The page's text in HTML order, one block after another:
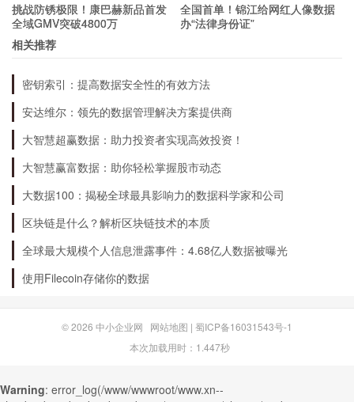
4. 将底部的四个角向内折叠，用胶水粘合好。
如彩色纸条、贴纸等。
6. 等待胶水干燥，即可使用。
制作书签
1. 准备所需材料：民丰特纸、剪刀、胶水、卷
尺。
2. 根据需要的尺寸，剪下一张合适大小的民丰特
挑战防锈极限！康巴赫新品首发
全域GMV突破4800万
全国首单！锦江给网红人像数据
办“法律身份证”
相关推荐
密钥索引：提高数据安全性的有效方法
安达维尔：领先的数据管理解决方案提供商
大智慧超赢数据：助力投资者实现高效投资！
大智慧赢富数据：助你轻松掌握股市动态
大数据100：揭秘全球最具影响力的数据科学家和公司
区块链是什么？解析区块链技术的本质
全球最大规模个人信息泄露事件：4.68亿人数据被曝光
使用Filecoin存储你的数据
© 2026 中小企业网 网站地图 | 蜀ICP备16031543号-1
本次加载用时：1.447秒
Warning: error_log(/www/wwwroot/www.xn--